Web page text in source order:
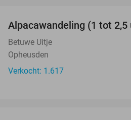
Alpacawandeling (1 tot 2,5
Betuwe Uitje
Opheusden
Verkocht: 1.617